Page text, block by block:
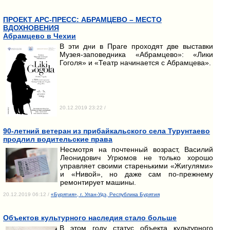
ПРОЕКТ АРС-ПРЕСС: АБРАМЦЕВО – МЕСТО
ВДОХНОВЕНИЯ
Абрамцево в Чехии
В эти дни в Праге проходят две выставки
Музея-заповедника «Абрамцево»: «Лики
Гоголя» и «Театр начинается с Абрамцева».
20.12.2019 23:22 /
90-летний ветеран из прибайкальского села Турунтаево
продлил водительские права
Несмотря на почтенный возраст, Василий
Леонидович Угрюмов не только хорошо
управляет своими старенькими «Жигулями»
и «Нивой», но даже сам по-прежнему
ремонтирует машины.
20.12.2019 06:12 / «Бурятия», г. Улан-Удэ, Республика Бурятия
Объектов культурного наследия стало больше
В этом году статус объекта культурного